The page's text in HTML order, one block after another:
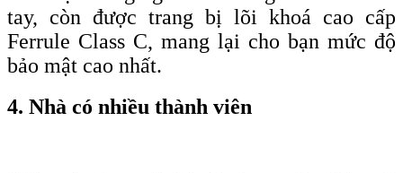
tay, còn được trang bị lõi khoá cao cấp
Ferrule Class C, mang lại cho bạn mức độ
bảo mật cao nhất.
4. Nhà có nhiều thành viên